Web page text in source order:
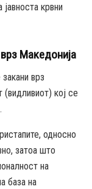
крвни
Македонија
врз
(видливиот) кој се
односно
затоа што
на
база на